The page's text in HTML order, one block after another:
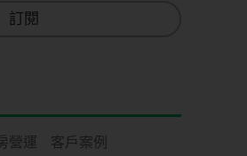
訂閱
營運
客戶案例